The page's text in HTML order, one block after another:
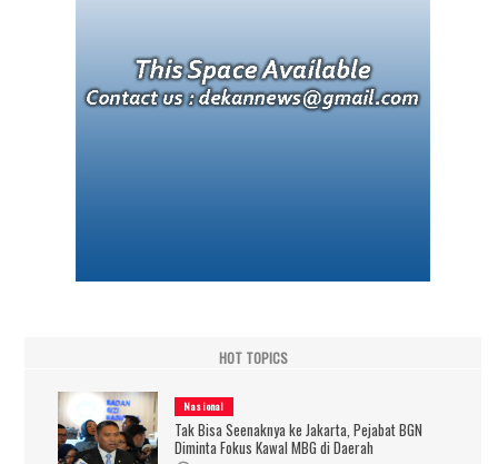
HOT TOPICS
Nasional
Tak Bisa Seenaknya ke Jakarta, Pejabat BGN
Diminta Fokus Kawal MBG di Daerah